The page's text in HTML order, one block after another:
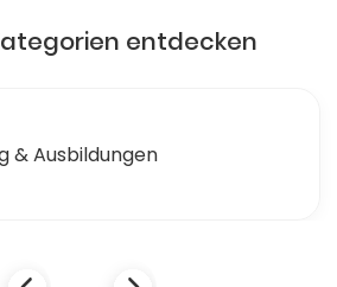
entdecken
& Ausbildungen